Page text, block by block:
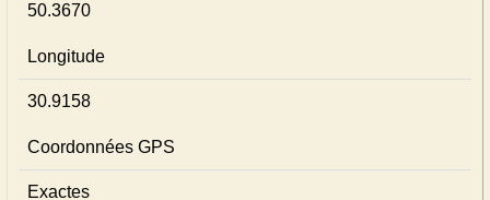
50.3670
Longitude
30.9158
Coordonnées GPS
Exactes